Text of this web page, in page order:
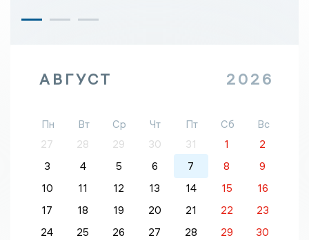
АВГУСТ 2026
Пн Вт Ср Чт Пт Сб
Вс
27
28 29 30 31 1
2
3
4 5 6 7 8
9
10
11 12 13 14 15
16
17
18 19 20 21 22
23
24
25 26 27 28 29
30